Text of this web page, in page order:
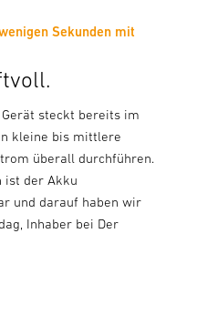
Sekunden mit
steckt bereits im
bis mittlere
überall durchführen.
der Akku
darauf haben wir
Inhaber bei Der